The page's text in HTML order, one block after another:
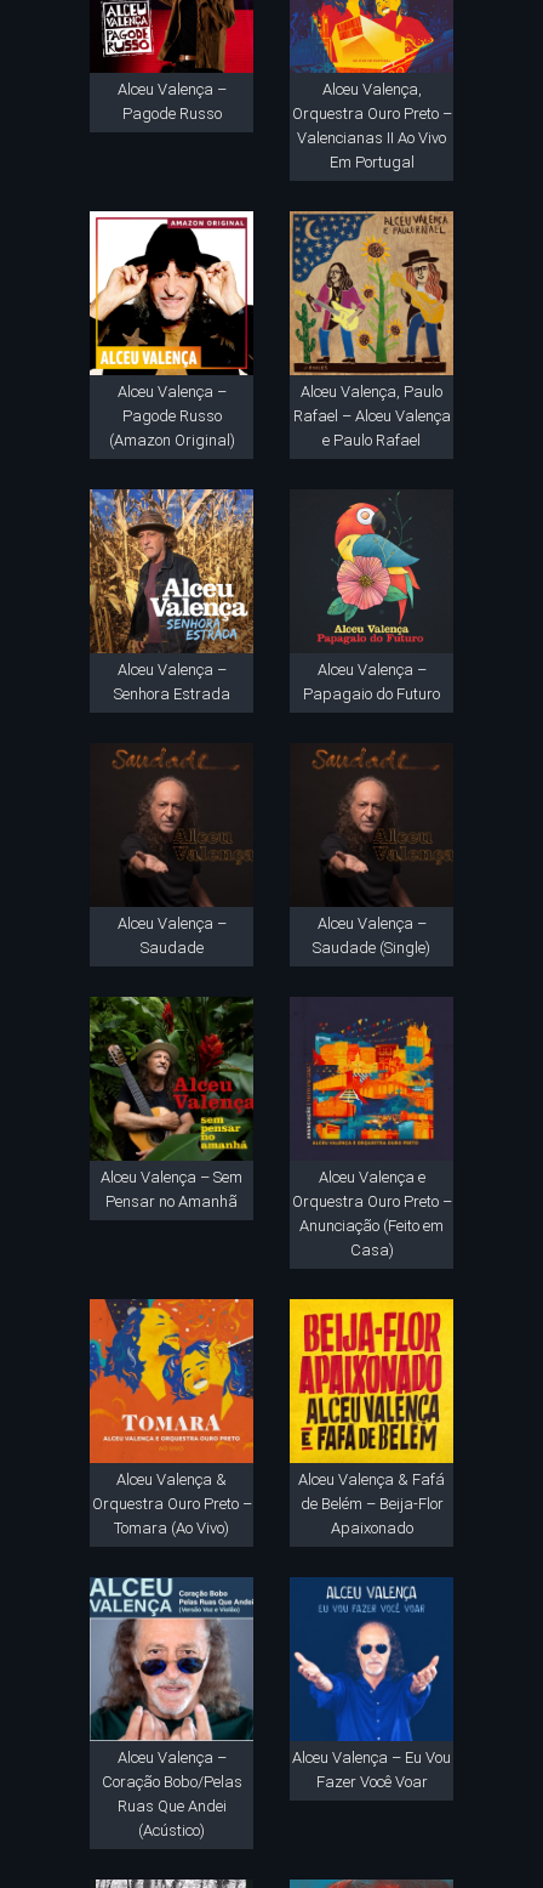
Alceu Valença –
Pagode Russo
Alceu Valença,
Orquestra Ouro Preto –
Valencianas II Ao Vivo
Em Portugal
Alceu Valença –
Pagode Russo
(Amazon Original)
Alceu Valença, Paulo
Rafael – Alceu Valença
e Paulo Rafael
Alceu Valença –
Senhora Estrada
Alceu Valença –
Papagaio do Futuro
Alceu Valença –
Saudade
Alceu Valença –
Saudade (Single)
Alceu Valença – Sem
Pensar no Amanhã
Alceu Valença e
Orquestra Ouro Preto –
Anunciação (Feito em
Casa)
Alceu Valença &
Orquestra Ouro Preto –
Tomara (Ao Vivo)
Alceu Valença & Fafá
de Belém – Beija-Flor
Apaixonado
Alceu Valença –
Coração Bobo/Pelas
Ruas Que Andei
(Acústico)
Alceu Valença – Eu Vou
Fazer Você Voar